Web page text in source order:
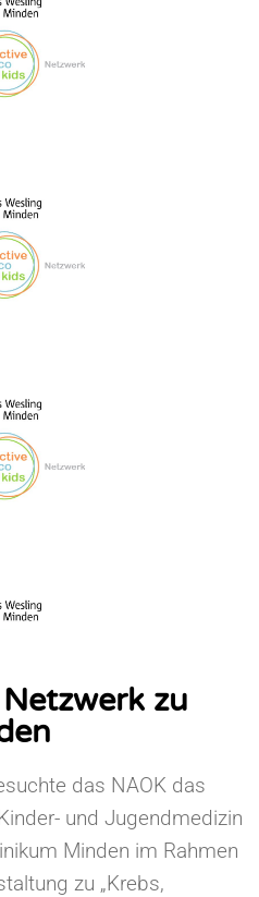
zu
das NAOK das
und Jugendmedizin
Minden im Rahmen
zu „Krebs,